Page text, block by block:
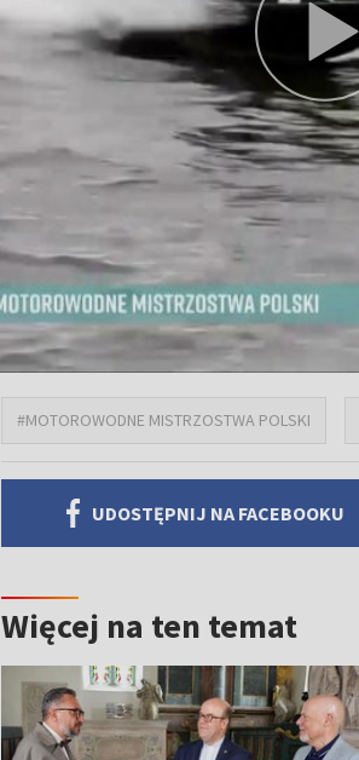
#MOTOROWODNE MISTRZOSTWA POLSKI
UDOSTĘPNIJ NA FACEBOOKU
Więcej na ten temat